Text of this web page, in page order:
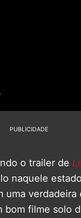
PUBLICIDADE
o trailer de
naquele
uma
bom filme solo